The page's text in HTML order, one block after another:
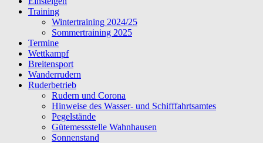
Training
Wintertraining 2024/25
Sommertraining 2025
Termine
Wettkampf
Breitensport
Wanderrudern
Ruderbetrieb
Rudern und Corona
Hinweise des Wasser- und Schifffahrtsamtes
Pegelstände
Gütemessstelle Wahnhausen
Sonnenstand